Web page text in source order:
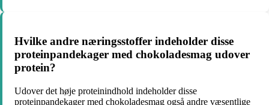
Hvilke andre næringsstoffer indeholder disse
proteinpandekager med chokoladesmag udover
protein?
Udover det høje proteinindhold indeholder disse
proteinpandekager med chokoladesmag også andre væsentlige